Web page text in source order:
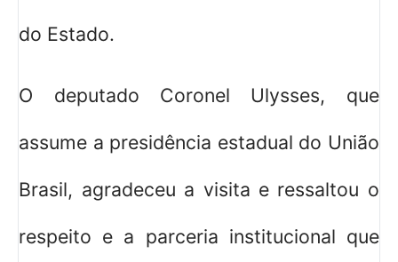
do Estado.
O deputado Coronel Ulysses, que
assume a presidência estadual do União
Brasil, agradeceu a visita e ressaltou o
respeito e a parceria institucional que